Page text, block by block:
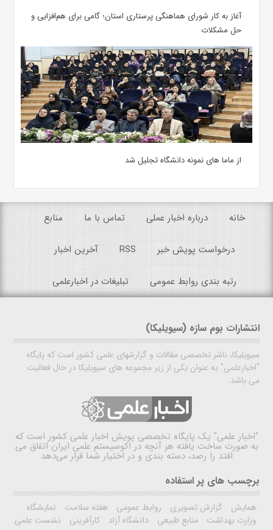
آغاز به کار شورای هماهنگی پرستاری استان؛ گامی برای هم‌افزایی و
حل مشکلات
از ماما های نمونه دانشگاه تجلیل شد
خانه درباره اخبار عملی تماس با ما منابع
درخواست پویش خبر RSS آخرین اخبار
رتبه بندی روابط عمومی تبلیغات در اخبارعلمی
انتشارات بوم سازه (سیویلیکا)
سیویلیکا، ناشر تخصصی مقالات و گزارشهای علمی کشور است که پایگاه
"اخبارعلمی" به عنوان یکی از زیر مجموعه های سیویلیکا در حال فعالیت
می باشد.
"اخبار علمی" یک پایگاه تخصصی پویش اخبار علمی کشور است که
به صورت ساخت یافته هر آنچه در اکوسیستم علمی ایران اتفاق می
افتد را رصد، دسته بندی و در اختیار شما قرار می‌دهد
برچسب های پر استفاده
همایش گزارش تصویری روابط عمومی هفته سلامت
نمایشگاه
وزارت بهداشت
منابع طبیعی دانشگاه آزاد کارآفرینی
نشست علمی